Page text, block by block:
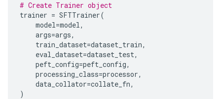
# Create Trainer object
trainer = SFTTrainer(
model=model,
args=args,
train_dataset=dataset_train,
eval_dataset=dataset_test,
peft_config=peft_config,
processing_class=processor,
data_collator=collate_fn,
)